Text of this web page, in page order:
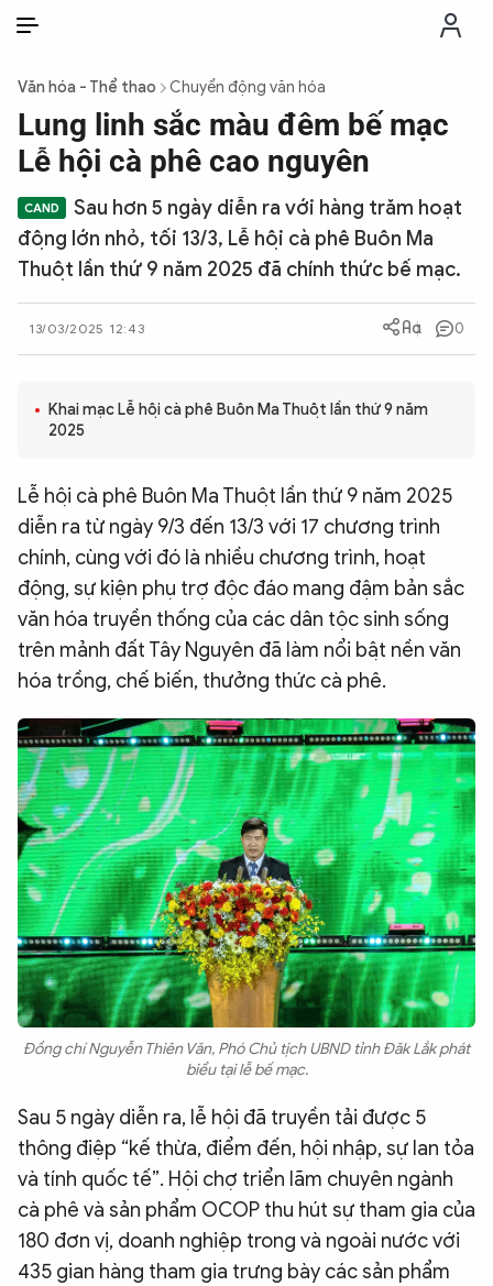
THỜI SỰ
CHỐNG DIỄN BIẾN HÒA BÌNH
CÔNG AN TRONG LÒNG DÂN
QUỐC TẾ
VĂN HÓA - THỂ THAO
BẠN ĐỌC & CAND
ĐA PHƯƠNG TIỆN
eMagazine
Podcast
Video Ảnh
Infographic
Chuyên trangAn ninh thế giớiVăn nghệ Công an
Chuyên đề
Văn hóa - Thể thao Chuyển động văn hóa
Lung linh sắc màu đêm bế mạc
Lễ hội cà phê cao nguyên
Sau hơn 5 ngày diễn ra với hàng trăm hoạt
động lớn nhỏ, tối 13/3, Lễ hội cà phê Buôn Ma
Thuột lần thứ 9 năm 2025 đã chính thức bế mạc.
13/03/2025 12:43 0
Khai mạc Lễ hội cà phê Buôn Ma Thuột lần thứ 9 năm
2025
Lễ hội cà phê Buôn Ma Thuột lần thứ 9 năm 2025
diễn ra từ ngày 9/3 đến 13/3 với 17 chương trình
chính, cùng với đó là nhiều chương trình, hoạt
động, sự kiện phụ trợ độc đáo mang đậm bản sắc
văn hóa truyền thống của các dân tộc sinh sống
trên mảnh đất Tây Nguyên đã làm nổi bật nền văn
hóa trồng, chế biến, thưởng thức cà phê.
Đồng chí Nguyễn Thiên Văn, Phó Chủ tịch UBND tỉnh Đăk Lắk phát
biểu tại lễ bế mạc.
Sau 5 ngày diễn ra, lễ hội đã truyền tải được 5
thông điệp “kế thừa, điểm đến, hội nhập, sự lan tỏa
và tính quốc tế”. Hội chợ triển lãm chuyên ngành
cà phê và sản phẩm OCOP thu hút sự tham gia của
180 đơn vị, doanh nghiệp trong và ngoài nước với
435 gian hàng tham gia trưng bày các sản phẩm